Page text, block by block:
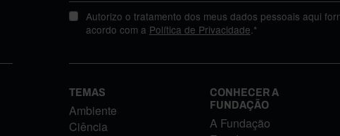
Autorizo o tratamento dos meus dados pessoais aqui
acordo com a Política de Privacidade.*
TEMAS
Ambiente
Ciência
CONHECER A
FUNDAÇÃO
A Fundação